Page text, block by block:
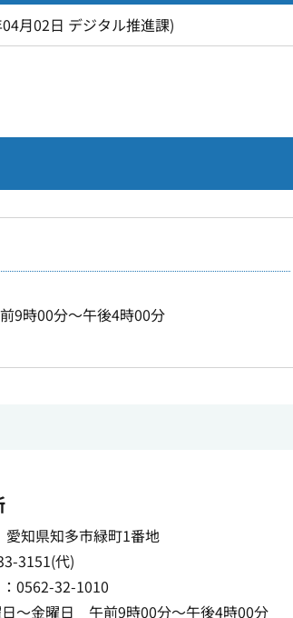
月02日 デジタル推進課)
9時00分～午後4時00分
知県知多市緑町1番地
3151(代)
0562-32-1010
～金曜日 午前9時00分～午後4時00分